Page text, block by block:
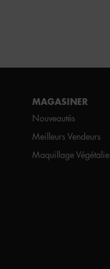
MAGASINER
Nouveautés
Meilleurs Vendeurs
Maquillage